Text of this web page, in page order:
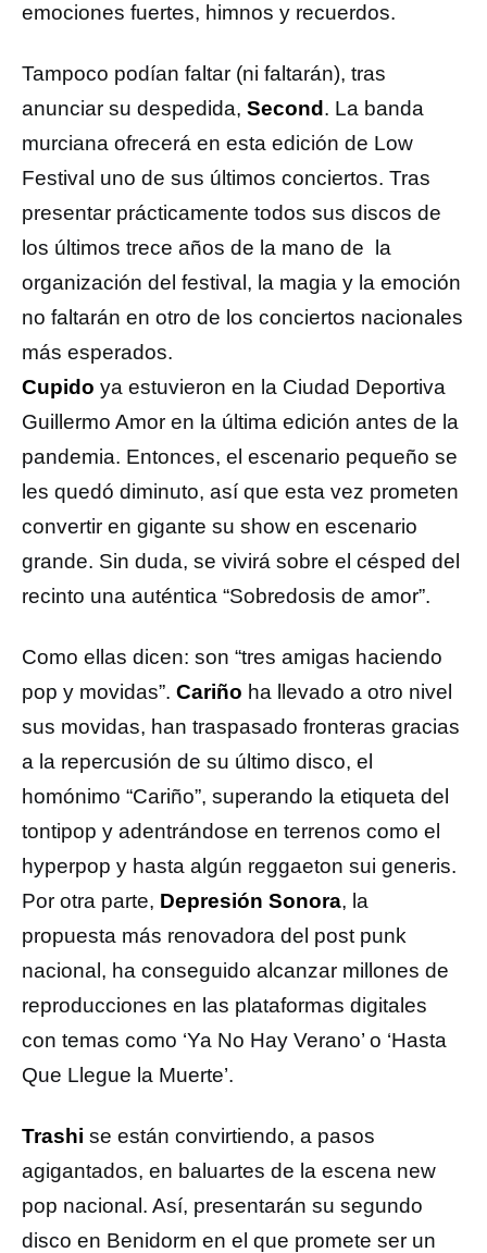
emociones fuertes, himnos y recuerdos.
Tampoco podían faltar (ni faltarán), tras
anunciar su despedida, Second . La banda
murciana ofrecerá en esta edición de Low
Festival uno de sus últimos conciertos. Tras
presentar prácticamente todos sus discos de
los últimos trece años de la mano de la
organización del festival, la magia y la emoción
no faltarán en otro de los conciertos nacionales
más esperados.
Cupido ya estuvieron en la Ciudad Deportiva
Guillermo Amor en la última edición antes de la
pandemia. Entonces, el escenario pequeño se
les quedó diminuto, así que esta vez prometen
convertir en gigante su show en escenario
grande. Sin duda, se vivirá sobre el césped del
recinto una auténtica “Sobredosis de amor”.
Como ellas dicen: son “tres amigas haciendo
pop y movidas”. Cariño ha llevado a otro nivel
sus movidas, han traspasado fronteras gracias
a la repercusión de su último disco, el
homónimo “Cariño”, superando la etiqueta del
tontipop y adentrándose en terrenos como el
hyperpop y hasta algún reggaeton sui generis.
Por otra parte, Depresión Sonora, la
propuesta más renovadora del post punk
nacional, ha conseguido alcanzar millones de
reproducciones en las plataformas digitales
con temas como ‘Ya No Hay Verano’ o ‘Hasta
Que Llegue la Muerte’.
Trashi se están convirtiendo, a pasos
agigantados, en baluartes de la escena new
pop nacional. Así, presentarán su segundo
disco en Benidorm en el que promete ser un